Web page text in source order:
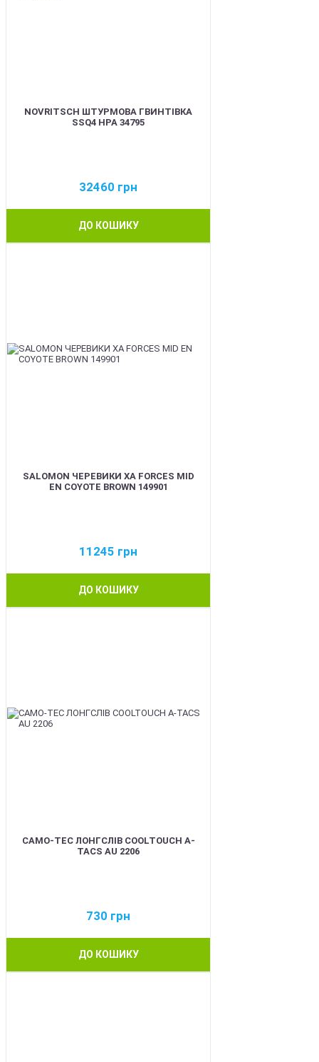
NOVRITSCH ШТУРМОВА ГВИНТІВКА
SSQ4 HPA 34795
32460 грн
ДО КОШИКУ
SALOMON ЧЕРЕВИКИ XA FORCES MID
EN COYOTE BROWN 149901
11245 грн
ДО КОШИКУ
CAMO-TEC ЛОНГСЛІВ COOLTOUCH A-
TACS AU 2206
730 грн
ДО КОШИКУ